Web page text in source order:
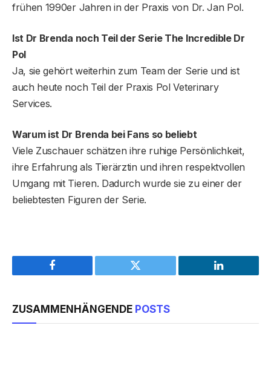
frühen 1990er Jahren in der Praxis von Dr. Jan Pol.
Ist Dr Brenda noch Teil der Serie The Incredible Dr
Pol
Ja, sie gehört weiterhin zum Team der Serie und ist
auch heute noch Teil der Praxis Pol Veterinary
Services.
Warum ist Dr Brenda bei Fans so beliebt
Viele Zuschauer schätzen ihre ruhige Persönlichkeit,
ihre Erfahrung als Tierärztin und ihren respektvollen
Umgang mit Tieren. Dadurch wurde sie zu einer der
beliebtesten Figuren der Serie.
Facebook Twitter LinkedIn
ZUSAMMENHÄNGENDE POSTS